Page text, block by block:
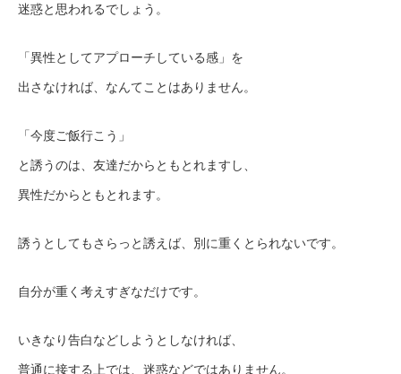
迷惑と思われるでしょう。
「異性としてアプローチしている感」を
出さなければ、なんてことはありません。
「今度ご飯行こう」
と誘うのは、友達だからともとれますし、
異性だからともとれます。
誘うとしてもさらっと誘えば、別に重くとられないです。
自分が重く考えすぎなだけです。
いきなり告白などしようとしなければ、
普通に接する上では、迷惑などではありません。